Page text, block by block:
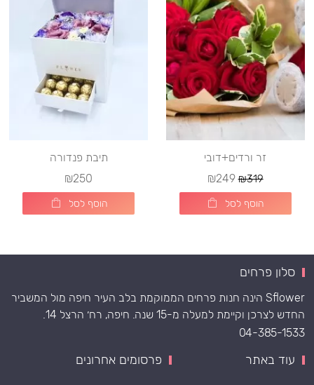
זר ורדים+דובי
₪319
₪249
הוסף לסל
תיבת פנדורה
₪250
הוסף לסל
סלון פרחים
Sflower הינה חנות פרחים הממוקמת בלב העיר חיפה מול המשביר
החדש לצרכן וקיימת למעלה מ-15 שנה. חיפה, רח׳ הרצל 14.
04-385-1533
עוד באתר פרסומים אחרונים